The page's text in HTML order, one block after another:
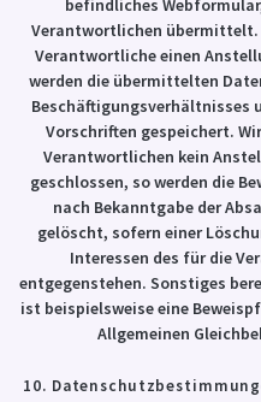
befindliches
Verantwortlichen
Verantwortliche einen
werden die übermittelten
Beschäftigungsverhältnisses
Vorschriften gespeichert.
Verantwortlichen kein
geschlossen, so werden die
nach Bekanntgabe der
gelöscht, sofern einer
Interessen des für die
entgegenstehen. Sonstiges
ist beispielsweise eine
Allgemeinen
10.